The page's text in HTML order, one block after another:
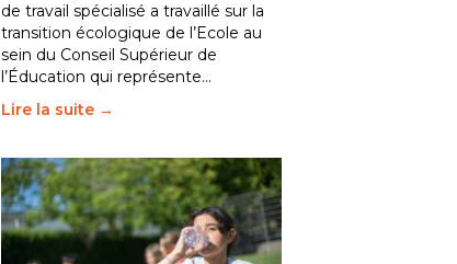
de travail spécialisé a travaillé sur la
transition écologique de l’Ecole au
sein du Conseil Supérieur de
l’Éducation qui représente…
Lire la suite →